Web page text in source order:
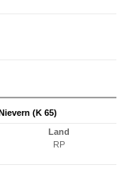
(K 65)
Land
RP